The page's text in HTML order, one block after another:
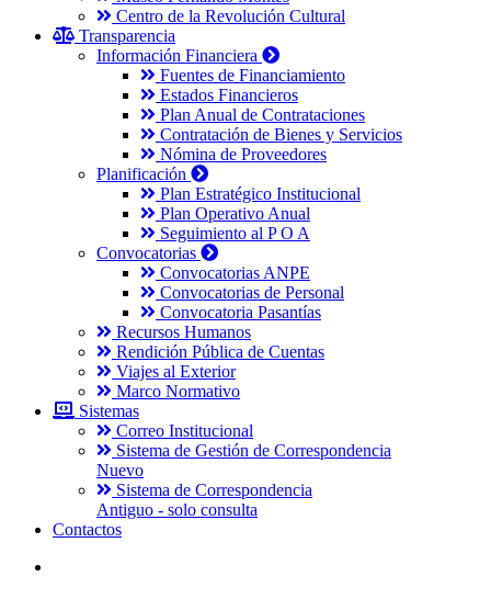
Centro de la Revolución Cultural
Transparencia
Información Financiera
Fuentes de Financiamiento
Estados Financieros
Plan Anual de Contrataciones
Contratación de Bienes y Servicios
Nómina de Proveedores
Planificación
Plan Estratégico Institucional
Plan Operativo Anual
Seguimiento al P O A
Convocatorias
Convocatorias ANPE
Convocatorias de Personal
Convocatoria Pasantías
Recursos Humanos
Rendición Pública de Cuentas
Viajes al Exterior
Marco Normativo
Sistemas
Correo Institucional
Sistema de Gestión de Correspondencia
Nuevo
Sistema de Correspondencia
Antiguo - solo consulta
Contactos